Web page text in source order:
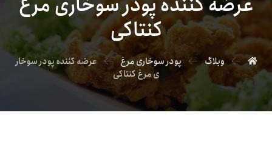
کنتاکی
وبلاگ پودر سوخاری مرغ
عرضه کننده پودر سوخار
ی مرغ کنتاکی